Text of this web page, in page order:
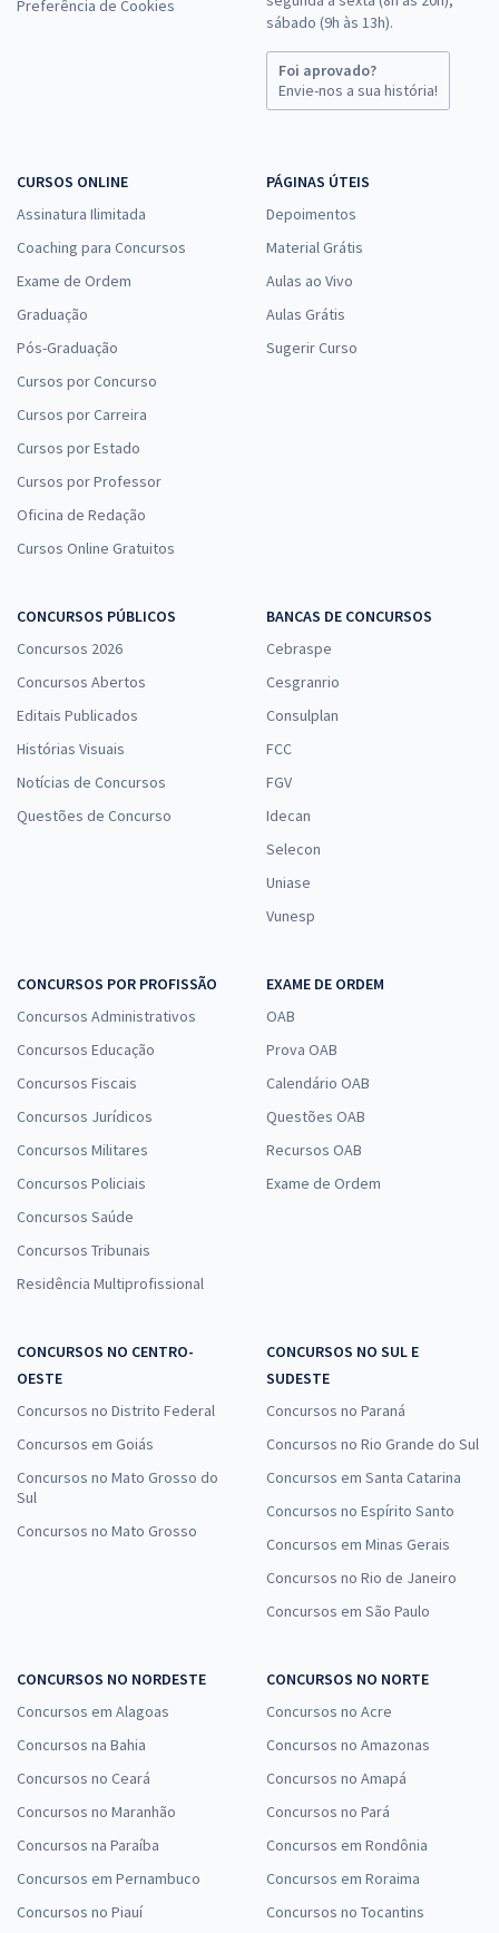
Preferência de Cookies
sábado (9h às 13h).
Foi aprovado?
Envie-nos a sua história!
CURSOS ONLINE
Assinatura Ilimitada
Coaching para Concursos
Exame de Ordem
Graduação
Pós-Graduação
Cursos por Concurso
Cursos por Carreira
Cursos por Estado
Cursos por Professor
Oficina de Redação
Cursos Online Gratuitos
PÁGINAS ÚTEIS
Depoimentos
Material Grátis
Aulas ao Vivo
Aulas Grátis
Sugerir Curso
CONCURSOS PÚBLICOS
Concursos 2026
Concursos Abertos
Editais Publicados
Histórias Visuais
Notícias de Concursos
Questões de Concurso
BANCAS DE CONCURSOS
Cebraspe
Cesgranrio
Consulplan
FCC
FGV
Idecan
Selecon
Uniase
Vunesp
CONCURSOS POR PROFISSÃO
Concursos Administrativos
Concursos Educação
Concursos Fiscais
Concursos Jurídicos
Concursos Militares
Concursos Policiais
Concursos Saúde
Concursos Tribunais
Residência Multiprofissional
EXAME DE ORDEM
OAB
Prova OAB
Calendário OAB
Questões OAB
Recursos OAB
Exame de Ordem
CONCURSOS NO CENTRO-
OESTE
Concursos no Distrito Federal
Concursos em Goiás
Concursos no Mato Grosso do
Sul
Concursos no Mato Grosso
CONCURSOS NO SUL E
SUDESTE
Concursos no Paraná
Concursos no Rio Grande do Sul
Concursos em Santa Catarina
Concursos no Espírito Santo
Concursos em Minas Gerais
Concursos no Rio de Janeiro
Concursos em São Paulo
CONCURSOS NO NORDESTE
Concursos em Alagoas
Concursos na Bahia
Concursos no Ceará
Concursos no Maranhão
Concursos na Paraíba
Concursos em Pernambuco
Concursos no Piauí
CONCURSOS NO NORTE
Concursos no Acre
Concursos no Amazonas
Concursos no Amapá
Concursos no Pará
Concursos em Rondônia
Concursos em Roraima
Concursos no Tocantins